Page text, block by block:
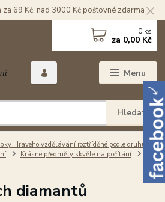
69 Kč, nad 3000 Kč poštovné zdarma
Menu
Hledat
0 ks
za 0,00 Kč
Hravého vzdělávání roztříděné podle druhu
Krásné předměty skvělé na počítání
20
diamantů